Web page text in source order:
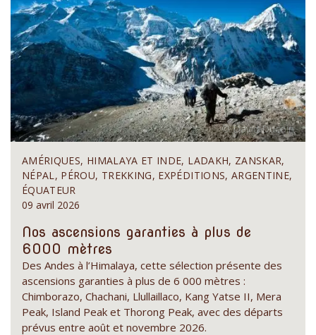
AMÉRIQUES, HIMALAYA ET INDE, LADAKH, ZANSKAR,
NÉPAL, PÉROU, TREKKING, EXPÉDITIONS, ARGENTINE,
ÉQUATEUR
09 avril 2026
Nos ascensions garanties à plus de
6000 mètres
Des Andes à l’Himalaya, cette sélection présente des
ascensions garanties à plus de 6 000 mètres :
Chimborazo, Chachani, Llullaillaco, Kang Yatse II, Mera
Peak, Island Peak et Thorong Peak, avec des départs
prévus entre août et novembre 2026.